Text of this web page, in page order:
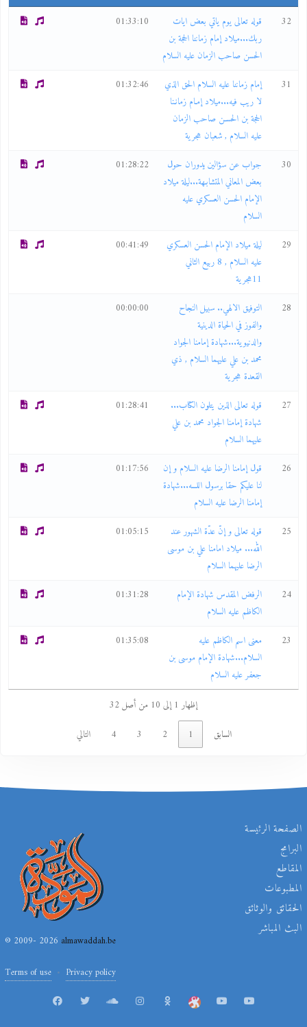
32
قوله تعالى يوم ياتي بعض ايات
ربك...ميلاد إمام زماننا الحجة بن
الحسن صاحب الزمان عليه السلام
01:33:10
31
إمام زماننا عليه السلام الحق الذي
لا ريب فيه...ميلاد إمـام زمانـنا
الحجة بن الحسـن صاحب الزمان
عليه السلام , شعبان هجرية
01:32:46
30
جواب عن سؤالين يدوران حول
بعض المعاني المتشابـهة...ليلة ميلاد
الإمام الحسن العسكري عليه
السلام
01:28:22
29
ليلة ميلاد الإمام الحسن العسكري
عليه السلام , 8 ربيع الثاني
11هجرية
00:41:49
28
التوفيق الالهي.. سبيل النجاح
والفوز في الحياة الدينية
والدنيوية...شهادة إمامنا الجواد
محمد بن علي عليهما السلام , ذي
القعدة هجرية
00:00:00
27
قوله تعالى الذين يتلون الكتاب...
شهادة إمامنا الجواد محمد بن علي
عليهما السلام
01:28:41
26
قول إمامنا الرضا عليه السلام و إن
لنا عليكم حقا برسول اللـــه...شهادة
إمامنا الرضا عليه السلام
01:17:56
25
قوله تعالى و إنّ عدّة الشهور عند
الله... ميلاد امامنا علي بن موسى
الرضا عليهما السلام
01:05:15
24
الرفض المقدس شهادة الإمام
الكاظم عليه السلام
01:31:28
23
معنى اسم الكاظم عليه
السلام...شهادة الإمام موسى بن
جعفر عليه السلام
01:35:08
إظهار 1 إلى 10 من أصل 32
السابق
التالي
الصفحة الرئيسة
البرامج
المقاطع
المطبوعات
الحقائق والوثائق
البث المباشر
© 2009- 2026almawaddah.be
Terms of use Privacy policy